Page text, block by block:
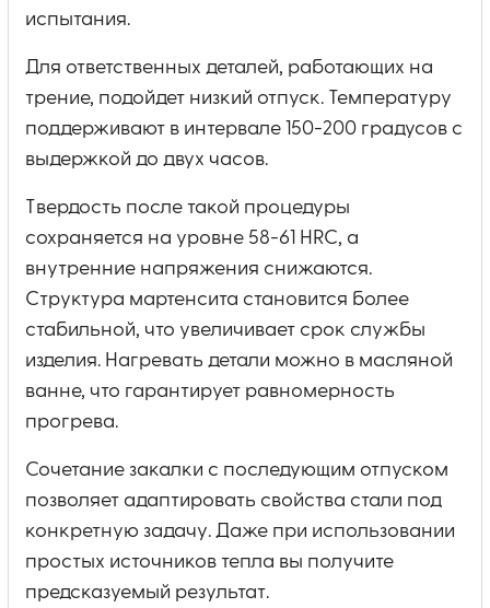
испытания.
Для ответственных деталей, работающих на
трение, подойдет низкий отпуск. Температуру
поддерживают в интервале 150-200 градусов с
выдержкой до двух часов.
Твердость после такой процедуры
сохраняется на уровне 58-61 HRC, а
внутренние напряжения снижаются.
Структура мартенсита становится более
стабильной, что увеличивает срок службы
изделия. Нагревать детали можно в масляной
ванне, что гарантирует равномерность
прогрева.
Сочетание закалки с последующим отпуском
позволяет адаптировать свойства стали под
конкретную задачу. Даже при использовании
простых источников тепла вы получите
предсказуемый результат.